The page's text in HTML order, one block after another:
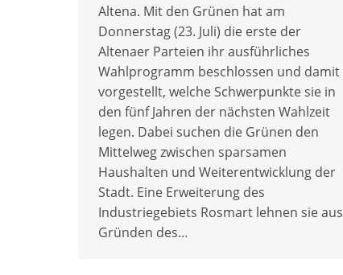
Altena. Mit den Grünen hat am
Donnerstag (23. Juli) die erste der
Altenaer Parteien ihr ausführliches
Wahlprogramm beschlossen und damit
vorgestellt, welche Schwerpunkte sie in
den fünf Jahren der nächsten Wahlzeit
legen. Dabei suchen die Grünen den
Mittelweg zwischen sparsamen
Haushalten und Weiterentwicklung der
Stadt. Eine Erweiterung des
Industriegebiets Rosmart lehnen sie aus
Gründen des…